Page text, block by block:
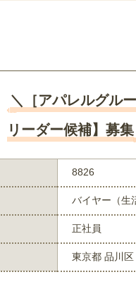
＼［アパレルグル
リーダー候補】募集
8826
バイヤー（生
正社員
東京都 品川区